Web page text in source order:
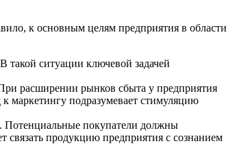
к основным целям предприятия в области
такой ситуации ключевой задачей
При расширении рынков сбыта у предприятия
маркетингу подразумевает стимуляцию
Потенциальные покупатели должны
связать продукцию предприятия с сознанием